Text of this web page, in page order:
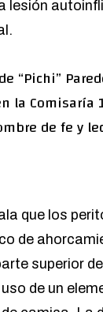
lesión
“Pichi”
la Comisaría
de fe y
que los
de
superior
de un